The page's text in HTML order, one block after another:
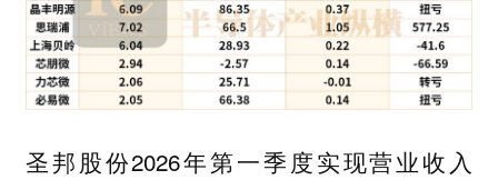
圣邦股份2026年第一季度实现营业收入